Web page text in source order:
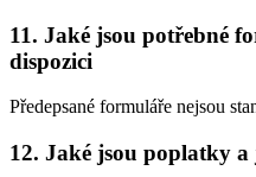
11. Jaké jsou potřebné
dispozici
Předepsané formuláře nejsou
12. Jaké jsou poplatky